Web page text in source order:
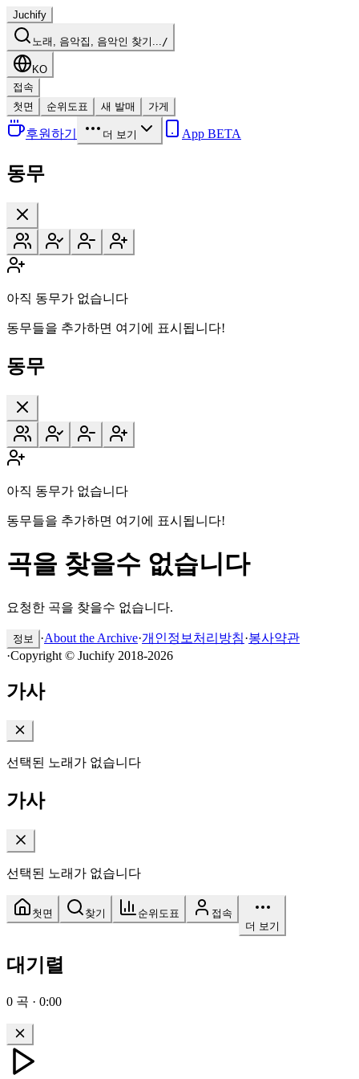
Juchify
노래, 음악집, 음악인 찾기.../
KO
접속
첫면
순위도표 새 발매 가게
후원하기 더 보기 App BETA
동무
아직 동무가 없습니다
동무들을 추가하면 여기에 표시됩니다!
동무
아직 동무가 없습니다
동무들을 추가하면 여기에 표시됩니다!
곡을 찾을수 없습니다
요청한 곡을 찾을수 없습니다.
정보 ·About the Archive·개인정보처리방침·봉사약관
·Copyright © Juchify 2018-2026
가사
선택된 노래가 없습니다
가사
선택된 노래가 없습니다
첫면 찾기 순위도표
접속
더 보기
대기렬
0 곡 · 0:00